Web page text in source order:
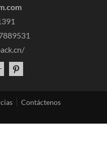
Contáctenos